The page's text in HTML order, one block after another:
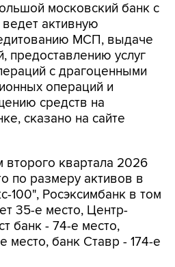
московский банк с
активную
МСП, выдаче
предоставлению услуг
с драгоценными
операций и
средств на
сказано на сайте
второго квартала 2026
по размеру активов в
100", Росэксимбанк в том
35-е место, Центр-
банк - 74-е место,
место, банк Ставр - 174-е